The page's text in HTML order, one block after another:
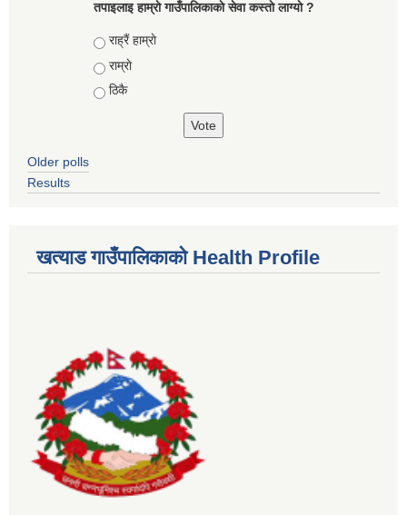
तपाइलाइ हाम्राे गाउँपालिकाकाे सेवा कस्ताे लाग्याे ?
Choices
राह्रैं हाम्राे
राम्राे
ठिकै
Older polls
Results
खत्याड गाउँपालिकाकाे Health Profile